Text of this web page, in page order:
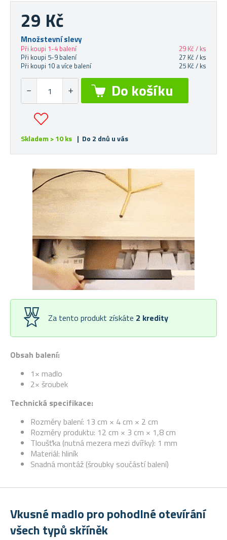
Obsah balení:
1× madlo
2× šroubek
Technická specifikace:
Rozměry balení: 13 cm × 4 cm × 2 cm
Rozměry produktu: 12 cm × 3 cm × 1,8 cm
Tloušťka (nutná mezera mezi dvířky): 1 mm
Materiál: hliník
Snadná montáž (šroubky součástí balení)
29 Kč
Množstevní slevy
Při koupi 1-4 balení
29 Kč / ks
Při koupi 5-9 balení
27 Kč / ks
Při koupi 10 a více balení
25 Kč / ks
Skladem > 10 ks | Do 2 dnů u vás
Za tento produkt získáte 2 kredity
Vkusné madlo pro pohodlné otevírání
všech typů skříněk